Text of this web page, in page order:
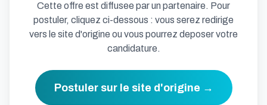
Cette offre est diffusee par un partenaire. Pour
postuler, cliquez ci-dessous : vous serez redirige
vers le site d'origine ou vous pourrez deposer votre
candidature.
Postuler sur le site d'origine →